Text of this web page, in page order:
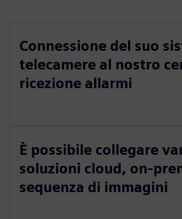
Connessione del suo
telecamere al nostro
ricezione allarmi
È possibile collegare
soluzioni cloud, on-
sequenza di immagini